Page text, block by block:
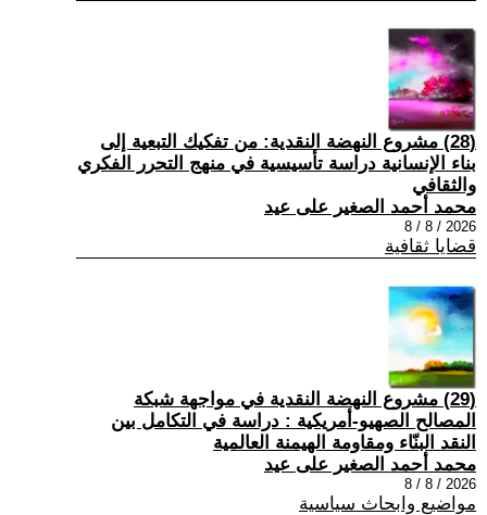
(28) مشروع النهضة النقدية: من تفكيك التبعية إلى
بناء الإنسانية دراسة تأسيسية في منهج التحرر الفكري
والثقافي
محمد أحمد الصغير على عيد
2026 / 8 / 8
قضايا ثقافية
(29) مشروع النهضة النقدية في مواجهة شبكة
المصالح الصهيو-أمريكية : دراسة في التكامل بين
النقد البنّاء ومقاومة الهيمنة العالمية
محمد أحمد الصغير على عيد
2026 / 8 / 8
مواضيع وابحاث سياسية